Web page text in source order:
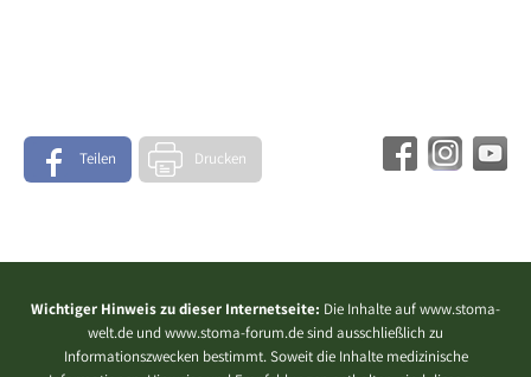
Teilen Drucken
Wichtiger Hinweis zu dieser Internetseite: Die Inhalte auf www.stoma-
welt.de und www.stoma-forum.de sind ausschließlich zu
Informationszwecken bestimmt. Soweit die Inhalte medizinische